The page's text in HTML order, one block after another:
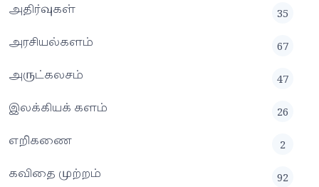
அதிர்வுகள்
35
அரசியல்களம்
67
அருட்கலசம்
47
இலக்கியக் களம்
26
எறிகணை
2
கவிதை முற்றம்
92